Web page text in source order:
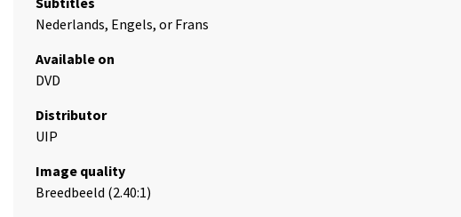
Nederlands, Engels, or Frans
Available on
DVD
Distributor
UIP
Image quality
Breedbeeld (2.40:1)